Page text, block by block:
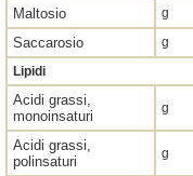
Maltosio g
Saccarosio g
Lipidi
Acidi grassi,
monoinsaturi
g
Acidi grassi,
polinsaturi
g